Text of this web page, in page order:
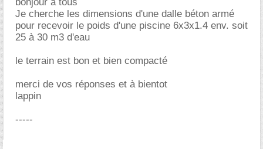
Je cherche les dimensions d'une dalle béton armé
pour recevoir le poids d'une piscine 6x3x1.4 env. soit
25 à 30 m3 d'eau
le terrain est bon et bien compacté
merci de vos réponses et à bientot
lappin
-----